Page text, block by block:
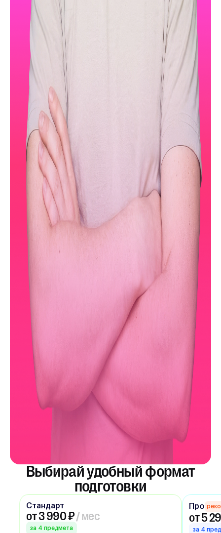
Выбирай удобный формат
подготовки
Стандарт
от 3 990 ₽/ мес
за 4 предмета
Про
от 5
за 4